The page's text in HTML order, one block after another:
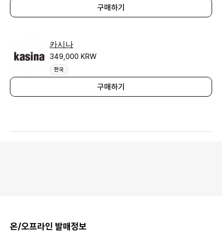
구매하기
카시나
349,000 KRW
한국
구매하기
온/오프라인 발매정보